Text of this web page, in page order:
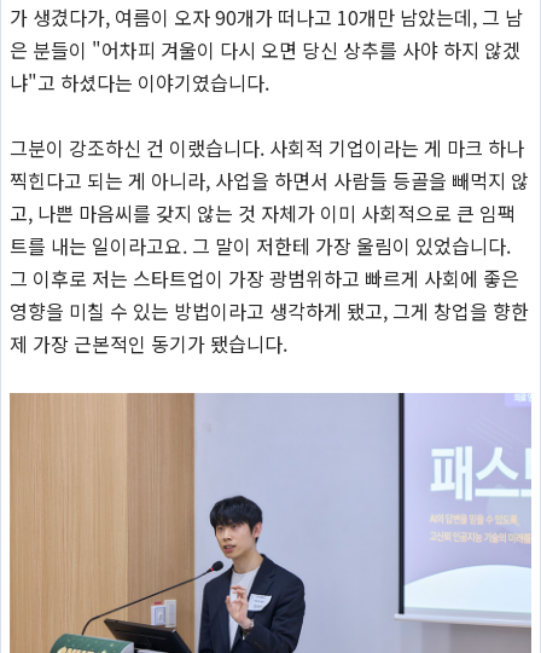
가 생겼다가, 여름이 오자 90개가 떠나고 10개만 남았는데, 그 남
은 분들이 "어차피 겨울이 다시 오면 당신 상추를 사야 하지 않겠
냐"고 하셨다는 이야기였습니다.
그분이 강조하신 건 이랬습니다. 사회적 기업이라는 게 마크 하나
찍힌다고 되는 게 아니라, 사업을 하면서 사람들 등골을 빼먹지 않
고, 나쁜 마음씨를 갖지 않는 것 자체가 이미 사회적으로 큰 임팩
트를 내는 일이라고요. 그 말이 저한테 가장 울림이 있었습니다.
그 이후로 저는 스타트업이 가장 광범위하고 빠르게 사회에 좋은
영향을 미칠 수 있는 방법이라고 생각하게 됐고, 그게 창업을 향한
제 가장 근본적인 동기가 됐습니다.